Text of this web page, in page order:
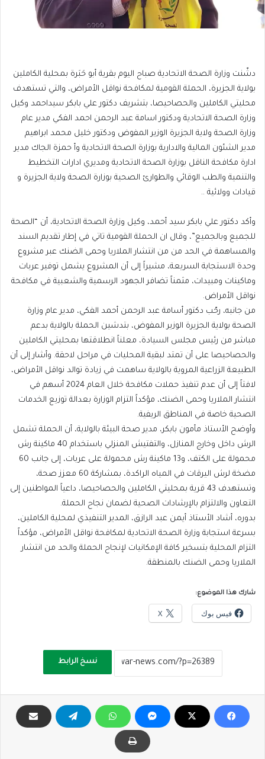
دشّنت وزارة الصحة الاتحادية صباح اليوم بقرية أبو حَبَرة بمحلية الكاملين
بولاية الجزيرة، الحملة القومية لمكافحة نواقل الأمراض، والتي تستهدف
محليتي الكاملين والحصاحيصا، بتشريف دكتور علي بابكر سيداحمد وكيل
وزارة الصحة الاتحادية ودكتور اسامة عبد الرحمن احمد الفكي مدير عام
وزارة الصحة ولاية الجزيرة الوزير المفوض ودكتور خليل محمد ابراهيم
مدير الشئون المالية والادارية بوزارة الصحة الاتحادية وأ حمزة الجاك مدير
ادارة مكافحة الناقل بوزارة الصحة الاتحادية ومديري ادارات التخطيط
والتنمية والطب الوقائي والطوارئ الصحية بوزارة الصحة ولاية الجزيرة و
قيادات وولائية ..
وأكد دكتور علي بابكر سيد أحمد، وكيل وزارة الصحة الاتحادية، أن “الصحة
للجميع وبالجميع”، وقال ان الحملة القومية تاتي في إطار تقديم السند
والمساهمة في الحد من من انتشار الملاريا وحمى الضنك عبر مشروع
وحدة الاستجابة السريعة، مشيراً إلى أن المشروع يشمل توفير عربات
وماكينات ومبيدات، مثمناً تضافر الجهود الرسمية والشعبية في مكافحة
نواقل الأمراض.
من جانبه، رحّب دكتور أسامة عبد الرحمن أحمد الفكي، مدير عام وزارة
الصحة بولاية الجزيرة الوزير المفوض، بتدشين الحملة بالولاية بدعم
مباشر من رئيس مجلس السيادة، معلناً انطلاقتها بمحليتي الكاملين
والحصاحيصا على أن تمتد لبقية المحليات في مراحل لاحقة. وأشار إلى أن
الطبيعة الزراعية المروية بالولاية ساهمت في زيادة توالد نواقل الأمراض،
لافتاً إلى أن عدم تنفيذ حملات مكافحة خلال العام 2024 أسهم في
انتشار الملاريا وحمى الضنك، مؤكداً التزام الوزارة بعدالة توزيع الخدمات
الصحية خاصة في المناطق الريفية.
وأوضح الأستاذ مأمون بابكر، مدير صحة البيئة بالولاية، أن الحملة تشمل
الرش داخل وخارج المنازل، والتفتيش المنزلي باستخدام 40 ماكينة رش
محمولة على الكتف، و13 ماكينة رش محمولة على عربات، إلى جانب 60
مضخة لرش اليرقات في المياه الراكدة، بمشاركة 60 معزز صحة،
وتستهدف 43 قرية بمحليتي الكاملين والحصاحيصا، داعياً المواطنين إلى
التعاون والالتزام بالإرشادات الصحية لضمان نجاح الحملة.
بدوره، أشاد الأستاذ أيمن عبد الرازق، المدير التنفيذي لمحلية الكاملين،
بسرعة استجابة وزارة الصحة الاتحادية لمكافحة نواقل الأمراض، مؤكداً
التزام المحلية بتسخير كافة الإمكانيات لإنجاح الحملة والحد من انتشار
الملاريا وحمى الضنك بالمنطقة.
شارك هذا الموضوع:
فيس بوك X
نسخ الرابط